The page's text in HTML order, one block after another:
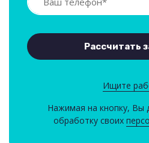
Ищите
Нажимая на кнопку, Вы
обработку своих